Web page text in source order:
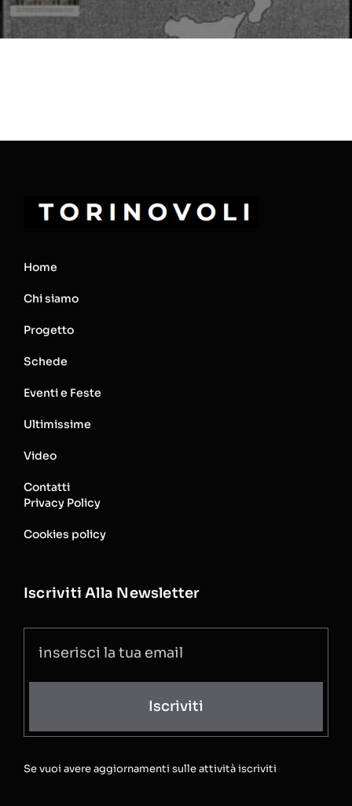
Home
Chi siamo
Progetto
Schede
Eventi e Feste
Ultimissime
Video
Contatti
Privacy Policy
Cookies policy
Iscriviti Alla Newsletter
Iscriviti
Se vuoi avere aggiornamenti sulle attività iscriviti